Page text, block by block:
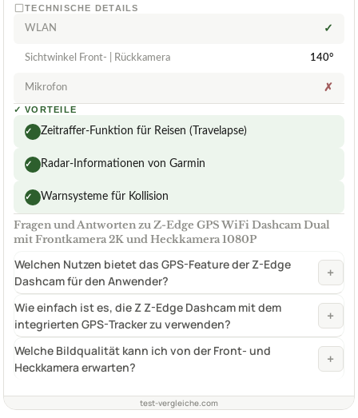
TECHNISCHE DETAILS
WLAN ✓
Sichtwinkel Front- | Rückkamera 140°
Mikrofon ✗
✓ VORTEILE
✓ Zeitraffer-Funktion für Reisen (Travelapse)
✓ Radar-Informationen von Garmin
✓ Warnsysteme für Kollision
Fragen und Antworten zu Z-Edge GPS WiFi Dashcam Dual
mit Frontkamera 2K und Heckkamera 1080P
Welchen Nutzen bietet das GPS-Feature der Z-Edge
Dashcam für den Anwender?
+
Wie einfach ist es, die Z Z-Edge Dashcam mit dem
integrierten GPS-Tracker zu verwenden?
+
Welche Bildqualität kann ich von der Front- und
Heckkamera erwarten?
+
test-vergleiche.com